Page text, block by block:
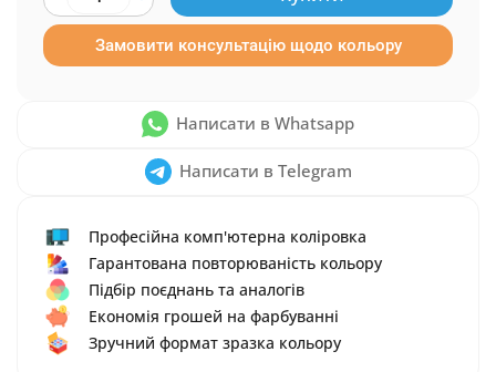
Замовити консультацію щодо кольору
Написати в Whatsapp
Написати в Telegram
Професійна комп'ютерна коліровка
Гарантована повторюваність кольору
Підбір поєднань та аналогів
Економія грошей на фарбуванні
Зручний формат зразка кольору